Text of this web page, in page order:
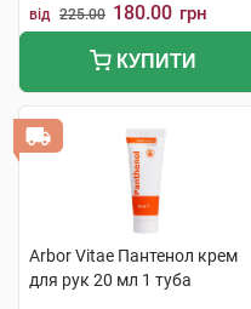
від 225.00 180.00 грн
КУПИТИ
Arbor Vitae Пантенол крем
для рук 20 мл 1 туба